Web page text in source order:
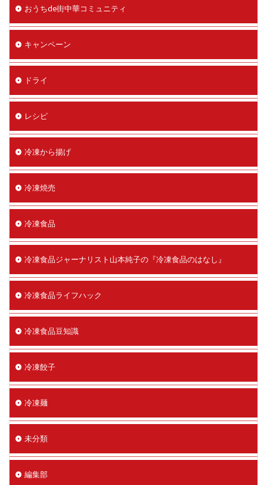
おうちde街中華コミュニティ
キャンペーン
ドライ
レシピ
冷凍から揚げ
冷凍焼売
冷凍食品
冷凍食品ジャーナリスト山本純子の『冷凍食品のはなし』
冷凍食品ライフハック
冷凍食品豆知識
冷凍餃子
冷凍麺
未分類
編集部